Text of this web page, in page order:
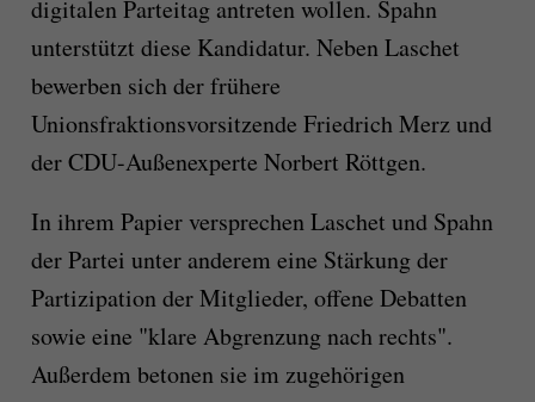
digitalen Parteitag antreten wollen. Spahn
unterstützt diese Kandidatur. Neben Laschet
bewerben sich der frühere
Unionsfraktionsvorsitzende Friedrich Merz und
der CDU-Außenexperte Norbert Röttgen.
In ihrem Papier versprechen Laschet und Spahn
der Partei unter anderem eine Stärkung der
Partizipation der Mitglieder, offene Debatten
sowie eine "klare Abgrenzung nach rechts".
Außerdem betonen sie im zugehörigen